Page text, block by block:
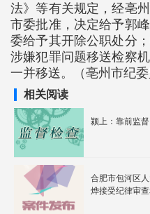
法》等有关规定，经亳
市委批准，决定给予郭
委给予其开除公职处分
涉嫌犯罪问题移送检察
一并移送。（亳州市纪委
相关阅读
颍上：靠前监
合肥市包河区
烨接受纪律审